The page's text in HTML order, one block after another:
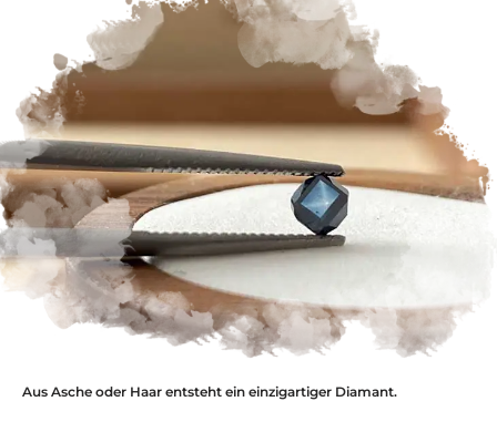
Aus Asche oder Haar entsteht ein einzigartiger Diamant.